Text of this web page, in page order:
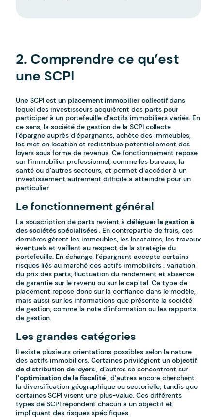
2. Comprendre ce qu’est
une SCPI
Une SCPI est unplacement immobilier collectifdans
lequel des investisseurs acquièrent des parts pour
participer à un portefeuille d’actifs immobiliers variés. En
ce sens, la société de gestion de la SCPI collecte
l’épargne auprès d’épargnants, achète des immeubles,
les met en location et redistribue potentiellement des
loyers sous forme de revenus. Ce fonctionnement repose
sur l’immobilier professionnel, comme les bureaux, la
santé ou d’autres secteurs, et permet d’accéder à un
investissement autrement difficile à atteindre pour un
particulier.
Le fonctionnement général
La souscription de parts revient àdéléguer la gestion à
des sociétés spécialisées. En contrepartie de frais, ces
dernières gèrent les immeubles, les locataires, les travaux
éventuels et veillent au respect de la stratégie du
portefeuille. En échange, l’épargnant accepte certains
risques liés au marché des actifs immobiliers : variation
du prix des parts, fluctuation du rendement et absence
de garantie sur le revenu ou sur le capital. Ce type de
placement repose donc sur la confiance dans le modèle,
mais aussi sur les informations que présente la société
de gestion, comme la note d’information ou les rapports
de gestion.
Les grandes catégories
Il existe plusieurs orientations possibles selon la nature
des actifs immobiliers. Certaines privilégient unobjectif
de distribution de loyers, d’autres se concentrent sur
l’optimisation de la fiscalité, d’autres encore cherchent
la diversification géographique ou sectorielle, tandis que
certaines SCPI visent une plus-value. Ces différents
types de SCPI répondent chacun à un objectif et
impliquant des risques spécifiques.